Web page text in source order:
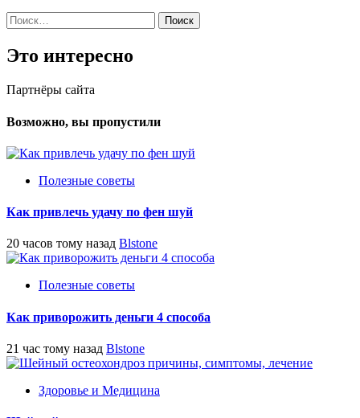
Найти:
Это интересно
Партнёры сайта
Возможно, вы пропустили
Полезные советы
Как привлечь удачу по фен шуй
20 часов тому назад Blstone
Полезные советы
Как приворожить деньги 4 способа
21 час тому назад Blstone
Здоровье и Медицина